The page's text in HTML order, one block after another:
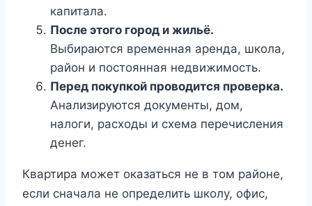
капитала.
После этого город и жильё.
Выбираются временная аренда, школа,
район и постоянная недвижимость.
Перед покупкой проводится проверка.
Анализируются документы, дом,
налоги, расходы и схема перечисления
денег.
Квартира может оказаться не в том районе,
если сначала не определить школу, офис,